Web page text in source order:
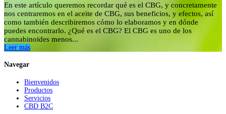
En este artículo queremos recordar qué es el CBG, y concretamente
nos centraremos en el aceite de CBG, sus beneficios, y efectos, así
como también describiremos cómo lo elaboramos y en dónde
puedes encontrarlo. ¿Qué es el CBG? El CBG es uno de los
cannabinoides menos...
Leer más
Navegar
Bienvenidos
Productos
Servicios
CBD B2C